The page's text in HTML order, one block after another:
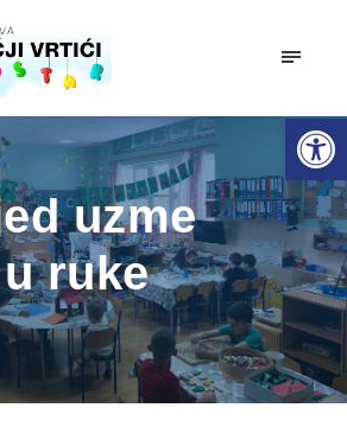
Open toolbar
uzme
ruke